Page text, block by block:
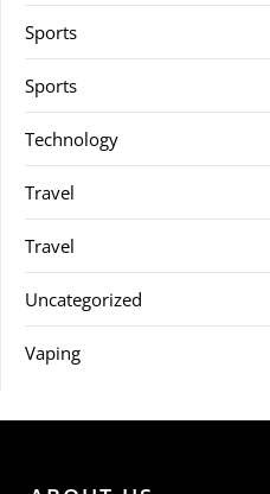
Sports
Sports
Technology
Travel
Travel
Uncategorized
Vaping